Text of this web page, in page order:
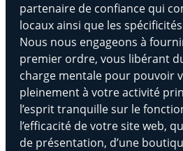
partenaire de confiance qui
locaux ainsi que les
Nous nous engageons à
premier ordre, vous libérant
charge mentale pour pouvoir
pleinement à votre activité
l’esprit tranquille sur le
l’efficacité de votre site web,
de présentation, d’une